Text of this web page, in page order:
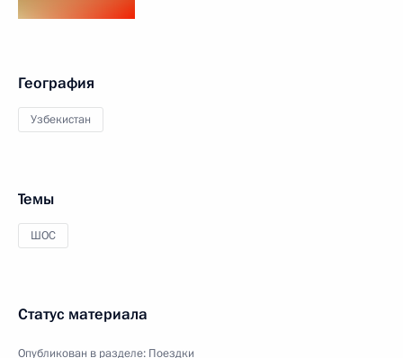
География
Узбекистан
Темы
ШОС
Статус материала
Опубликован в разделе: Поездки